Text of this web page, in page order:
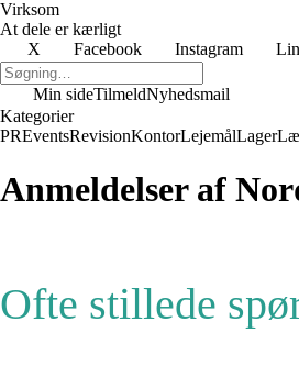
Virksom
At dele er kærligt
X
Facebook Instagram
Min sideTilmeldNyhedsmail
Kategorier
PREventsRevisionKontorLejemålLager
Anmeldelser af
Ofte stillede